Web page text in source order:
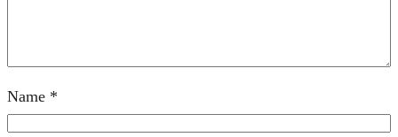
Name *